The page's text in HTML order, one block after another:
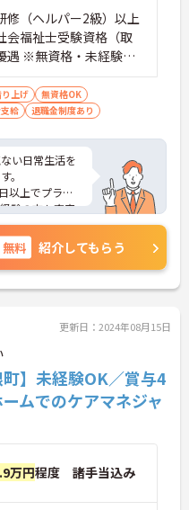
（ヘルパー2級）以上
福祉士受験資格（取
遇 ※無資格・未経験相
上げ
無資格OK
給 退職金制度あり
い日常生活を
。
以上でプライ
験の方も充実
められます。
ど、さらに詳
ください。
無料 紹介してもらう
更新日：2024年08月15日
町】未経験OK／賞与4
ムでのケアマネジャ
万円程度 諸手当込み